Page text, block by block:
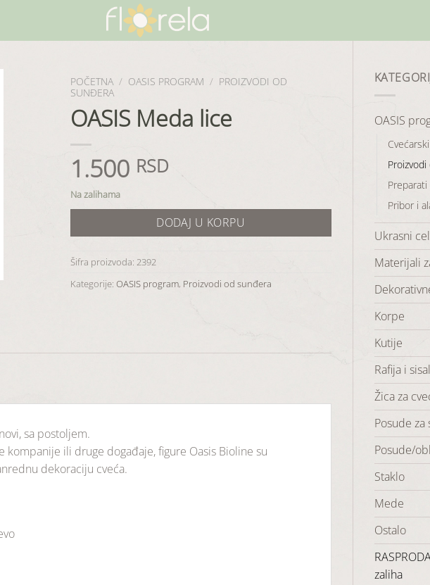
OASIS
Preparati
Pribor i
Ukrasni
Materijali
Korpe
Kutije
Rafija i sisal
Žica za
Posude za
Posude/
Staklo
Mede
Ostalo
zaliha
POČETNA / OASIS PROGRAM / PROIZVODI OD
SUNĐERA
OASIS Meda lice
1.500 RSD
Na zalihama
DODAJ U KORPU
Šifra proizvoda: 2392
Kategorije: OASIS program, Proizvodi od sunđera
sa postoljem.
kompanije ili druge događaje, figure Oasis Bioline su
dekoraciju cveća.